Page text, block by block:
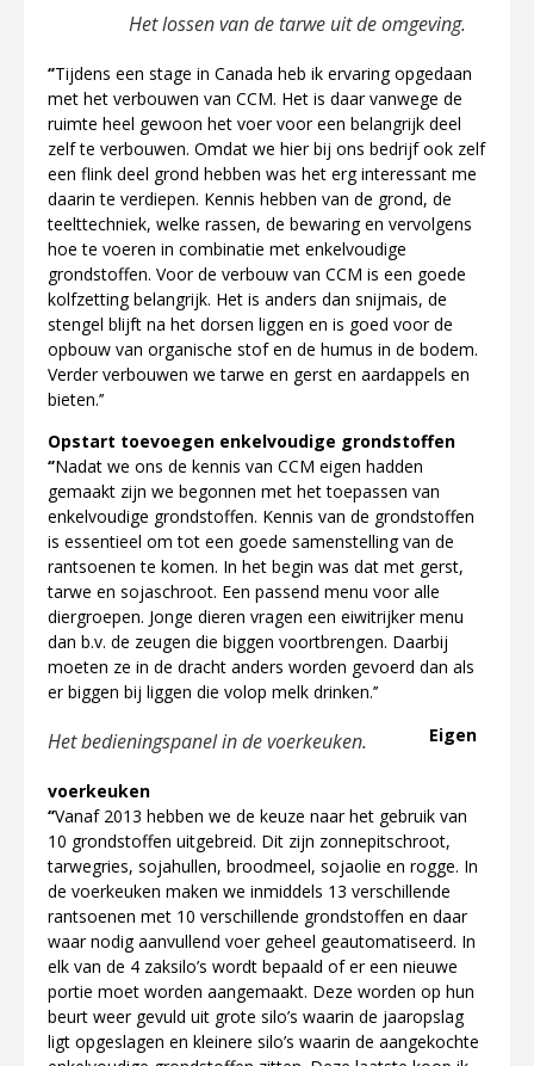
Het lossen van de tarwe uit de omgeving.
‘’Tijdens een stage in Canada heb ik ervaring opgedaan
met het verbouwen van CCM. Het is daar vanwege de
ruimte heel gewoon het voer voor een belangrijk deel
zelf te verbouwen. Omdat we hier bij ons bedrijf ook zelf
een flink deel grond hebben was het erg interessant me
daarin te verdiepen. Kennis hebben van de grond, de
teelttechniek, welke rassen, de bewaring en vervolgens
hoe te voeren in combinatie met enkelvoudige
grondstoffen. Voor de verbouw van CCM is een goede
kolfzetting belangrijk. Het is anders dan snijmais, de
stengel blijft na het dorsen liggen en is goed voor de
opbouw van organische stof en de humus in de bodem.
Verder verbouwen we tarwe en gerst en aardappels en
bieten.’’
Opstart toevoegen enkelvoudige grondstoffen
‘’Nadat we ons de kennis van CCM eigen hadden
gemaakt zijn we begonnen met het toepassen van
enkelvoudige grondstoffen. Kennis van de grondstoffen
is essentieel om tot een goede samenstelling van de
rantsoenen te komen. In het begin was dat met gerst,
tarwe en sojaschroot. Een passend menu voor alle
diergroepen. Jonge dieren vragen een eiwitrijker menu
dan b.v. de zeugen die biggen voortbrengen. Daarbij
moeten ze in de dracht anders worden gevoerd dan als
er biggen bij liggen die volop melk drinken.’’
Het bedieningspanel in de voerkeuken. Eigen
voerkeuken
‘’Vanaf 2013 hebben we de keuze naar het gebruik van
10 grondstoffen uitgebreid. Dit zijn zonnepitschroot,
tarwegries, sojahullen, broodmeel, sojaolie en rogge. In
de voerkeuken maken we inmiddels 13 verschillende
rantsoenen met 10 verschillende grondstoffen en daar
waar nodig aanvullend voer geheel geautomatiseerd. In
elk van de 4 zaksilo’s wordt bepaald of er een nieuwe
portie moet worden aangemaakt. Deze worden op hun
beurt weer gevuld uit grote silo’s waarin de jaaropslag
ligt opgeslagen en kleinere silo’s waarin de aangekochte